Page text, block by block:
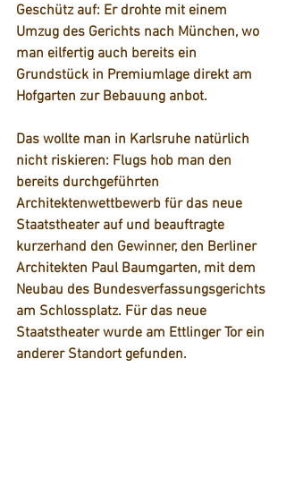
Geschütz auf: Er drohte mit einem
Umzug des Gerichts nach München, wo
man eilfertig auch bereits ein
Grundstück in Premiumlage direkt am
Hofgarten zur Bebauung anbot.
Das wollte man in Karlsruhe natürlich
nicht riskieren: Flugs hob man den
bereits durchgeführten
Architektenwettbewerb für das neue
Staatstheater auf und beauftragte
kurzerhand den Gewinner, den Berliner
Architekten Paul Baumgarten, mit dem
Neubau des Bundesverfassungsgerichts
am Schlossplatz. Für das neue
Staatstheater wurde am Ettlinger Tor ein
anderer Standort gefunden.